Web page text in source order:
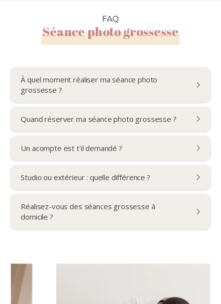
FAQ
Séance photo grossesse
À quel moment réaliser ma séance photo
grossesse ?
Quand réserver ma séance photo grossesse ?
Un acompte est t'il demandé ?
Studio ou extérieur : quelle différence ?
Réalisez-vous des séances grossesse à
domicile ?